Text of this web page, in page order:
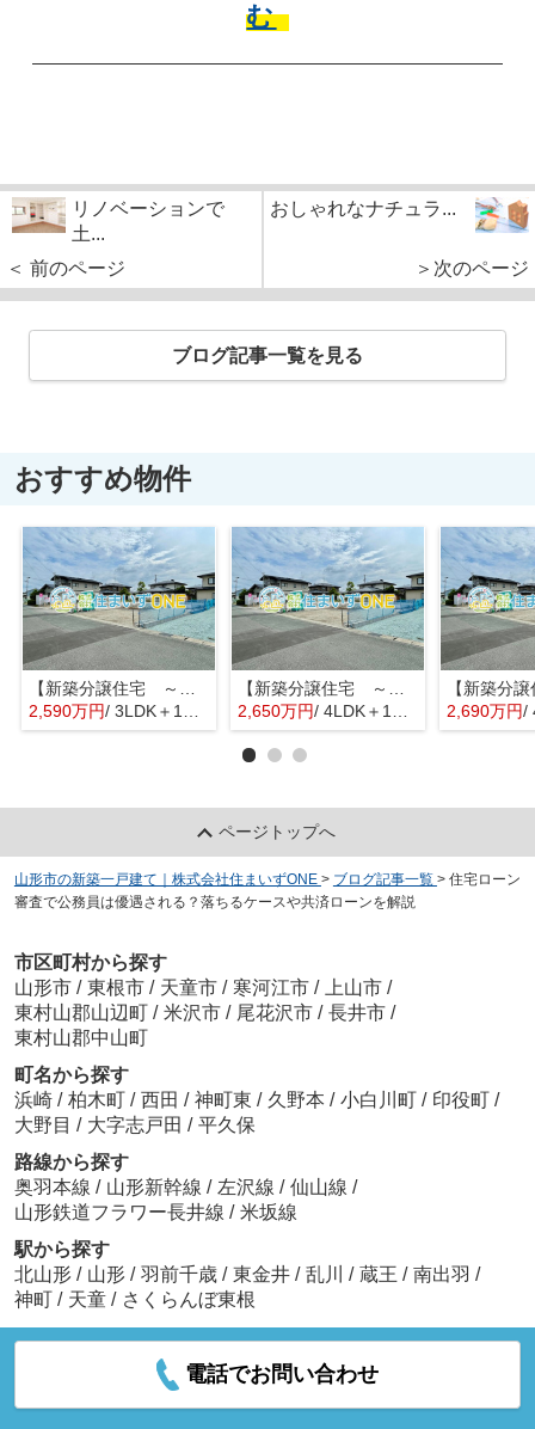
む
リノベーションで
土...
＜ 前のページ
おしゃれなナチュラ...
＞次のページ
ブログ記事一覧を見る
おすすめ物件
【新築分譲住宅 ～クレイドルガーデン～】 寒河江市仲谷地 第4 ☆全3棟☆
2,590万円/ 3LDK＋1S(納戸)
【新築分譲住宅 ～クレイドルガーデン～】 寒河江市仲谷地 第4 ☆全3棟☆
2,650万円/ 4LDK＋1S(納戸) 2,690万円/
ページトップへ
山形市の新築一戸建て｜株式会社住まいずONE > ブログ記事一覧 > 住宅ローン
審査で公務員は優遇される？落ちるケースや共済ローンを解説
市区町村から探す
山形市 / 東根市 / 天童市 / 寒河江市 / 上山市 /
東村山郡山辺町 / 米沢市 / 尾花沢市 / 長井市 /
東村山郡中山町
町名から探す
浜崎 / 柏木町 / 西田 / 神町東 / 久野本 / 小白川町 / 印役町 /
大野目 / 大字志戸田 / 平久保
路線から探す
奥羽本線 / 山形新幹線 / 左沢線 / 仙山線 /
山形鉄道フラワー長井線 / 米坂線
駅から探す
北山形 / 山形 / 羽前千歳 / 東金井 / 乱川 / 蔵王 / 南出羽 /
神町 / 天童 / さくらんぼ東根
電話でお問い合わせ